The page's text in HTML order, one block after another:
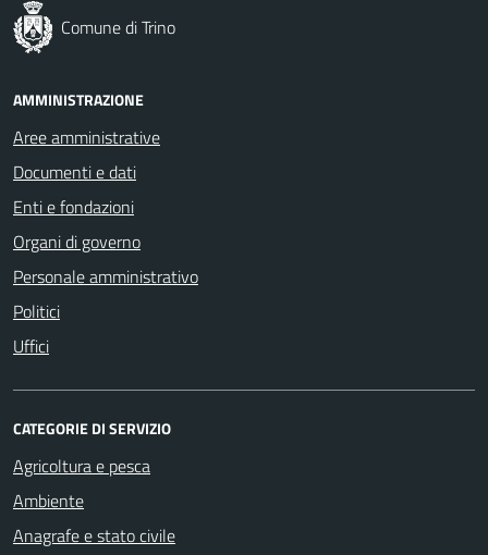
Comune di Trino
AMMINISTRAZIONE
Aree amministrative
Documenti e dati
Enti e fondazioni
Organi di governo
Personale amministrativo
Politici
Uffici
CATEGORIE DI SERVIZIO
Agricoltura e pesca
Ambiente
Anagrafe e stato civile